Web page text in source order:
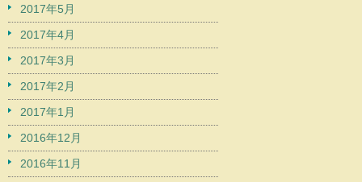
2017年5月
2017年4月
2017年3月
2017年2月
2017年1月
2016年12月
2016年11月